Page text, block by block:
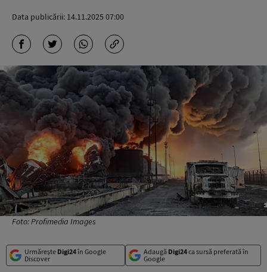
Data publicării: 14.11.2025 07:00
Foto: Profimedia Images
Urmărește Digi24în Google
Discover
Adaugă Digi24ca sursă preferată în
Google